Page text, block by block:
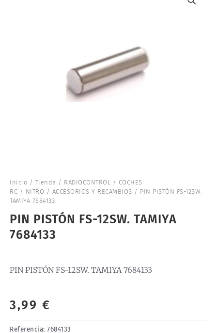
Inicio / Tienda / RADIOCONTROL / COCHES
RC / NITRO / ACCESORIOS Y RECAMBIOS / PIN PISTÓN FS-12SW.
TAMIYA 7684133
PIN PISTÓN FS-12SW. TAMIYA
7684133
PIN PISTÓN FS-12SW. TAMIYA 7684133
3,99 €
Referencia: 7684133